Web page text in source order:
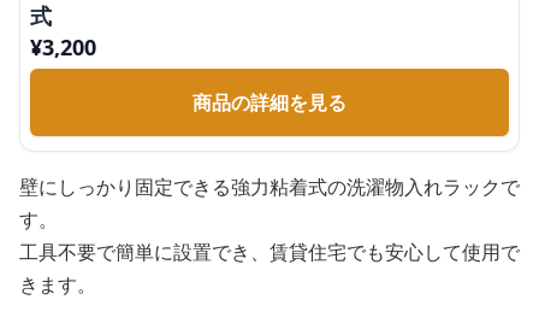
式
¥3,200
商品の詳細を見る
壁にしっかり固定できる強力粘着式の洗濯物入れラックで
す。
工具不要で簡単に設置でき、賃貸住宅でも安心して使用で
きます。